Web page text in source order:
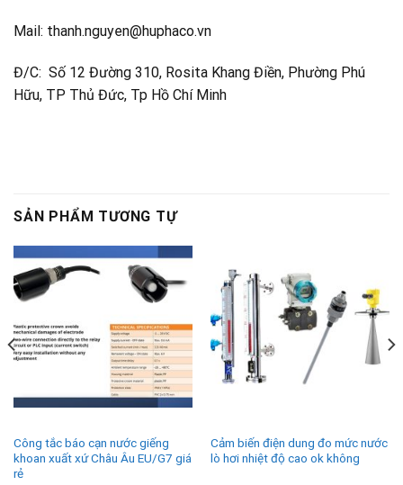
Mail: thanh.nguyen@huphaco.vn
Đ/C: Số 12 Đường 310, Rosita Khang Điền, Phường Phú
Hữu, TP Thủ Đức, Tp Hồ Chí Minh
SẢN PHẨM TƯƠNG TỰ
Công tắc báo cạn nước giếng
khoan xuất xứ Châu Âu EU/G7 giá
rẻ
Cảm biến điện dung đo mức nước
lò hơi nhiệt độ cao ok không